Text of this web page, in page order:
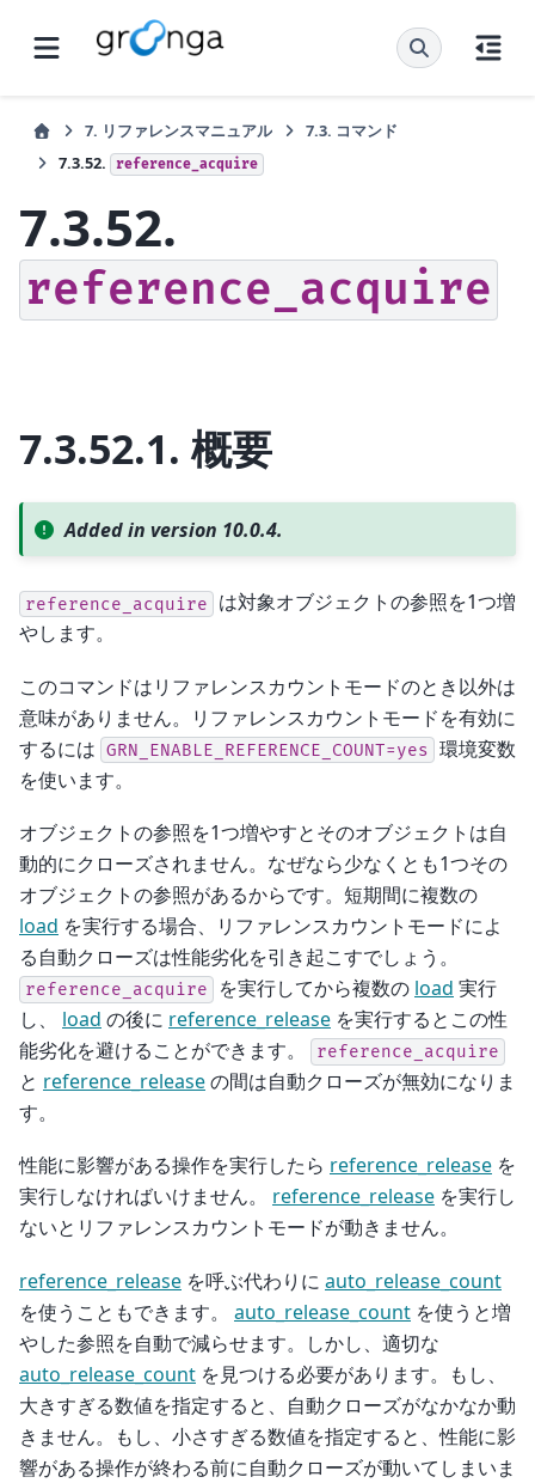
7. リファレンスマニュアル 7.3. コマンド
7.3.52.
reference_acquire
7.3.52.
reference_acquire
7.3.52.1.概要
Added in version 10.0.4.
reference_acquire
は対象オブジェクトの参照を1つ増
やします。
このコマンドはリファレンスカウントモードのとき以外は
意味がありません。リファレンスカウントモードを有効に
するには GRN_ENABLE_REFERENCE_COUNT=yes 環境変数
を使います。
オブジェクトの参照を1つ増やすとそのオブジェクトは自
動的にクローズされません。なぜなら少なくとも1つその
オブジェクトの参照があるからです。短期間に複数の
load を実行する場合、リファレンスカウントモードによ
る自動クローズは性能劣化を引き起こすでしょう。
reference_acquire を実行してから複数の load 実行
し、 load の後に reference_release を実行するとこの性
能劣化を避けることができます。
reference_acquire
と reference_releaseの間は自動クローズが無効になりま
す。
性能に影響がある操作を実行したら reference_release を
実行しなければいけません。 reference_release を実行し
ないとリファレンスカウントモードが動きません。
reference_release を呼ぶ代わりに auto_release_count
を使うこともできます。 auto_release_count を使うと増
やした参照を自動で減らせます。しかし、適切な
auto_release_count を見つける必要があります。もし、
大きすぎる数値を指定すると、自動クローズがなかなか動
きません。もし、小さすぎる数値を指定すると、性能に影
響がある操作が終わる前に自動クローズが動いてしまいま